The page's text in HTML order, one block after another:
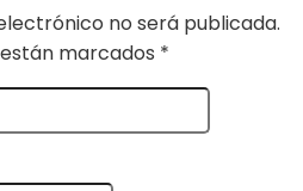
no será publicada.
marcados *